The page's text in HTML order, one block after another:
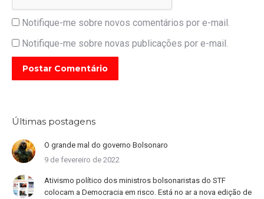
Notifique-me sobre novos comentários por e-mail.
Notifique-me sobre novas publicações por e-mail.
Postar Comentário
Últimas postagens
O grande mal do governo Bolsonaro
9 de fevereiro de 2022
Ativismo político dos ministros bolsonaristas do STF
colocam a Democracia em risco. Está no ar a nova edição de